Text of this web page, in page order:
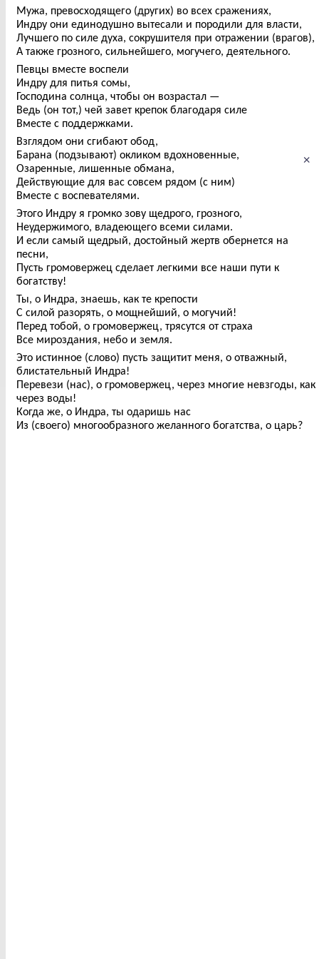
×
Мужа, превосходящего (других) во всех сражениях,
Индру они единодушно вытесали и породили для власти,
Лучшего по силе духа, сокрушителя при отражении (врагов),
А также грозного, сильнейшего, могучего, деятельного.
Певцы вместе воспели
Индру для питья сомы,
Господина солнца, чтобы он возрастал —
Ведь (он тот,) чей завет крепок благодаря силе
Вместе с поддержками.
Взглядом они сгибают обод,
Барана (подзывают) окликом вдохновенные,
Озаренные, лишенные обмана,
Действующие для вас совсем рядом (с ним)
Вместе с воспевателями.
Этого Индру я громко зову щедрого, грозного,
Неудержимого, владеющего всеми силами.
И если самый щедрый, достойный жертв обернется на
песни,
Пусть громовержец сделает легкими все наши пути к
богатству!
Ты, о Индра, знаешь, как те крепости
С силой разорять, о мощнейший, о могучий!
Перед тобой, о громовержец, трясутся от страха
Все мироздания, небо и земля.
Это истинное (слово) пусть защитит меня, о отважный,
блистательный Индра!
Перевези (нас), о громовержец, через многие невзгоды, как
через воды!
Когда же, о Индра, ты одаришь нас
Из (своего) многообразного желанного богатства, о царь?